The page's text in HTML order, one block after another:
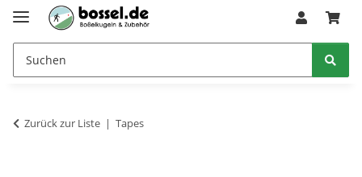
Zurück zur Liste Tapes